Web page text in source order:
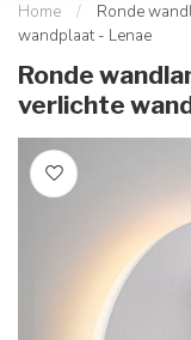
Home /
Ronde
wandplaat - Lenae
Ronde
verlichte